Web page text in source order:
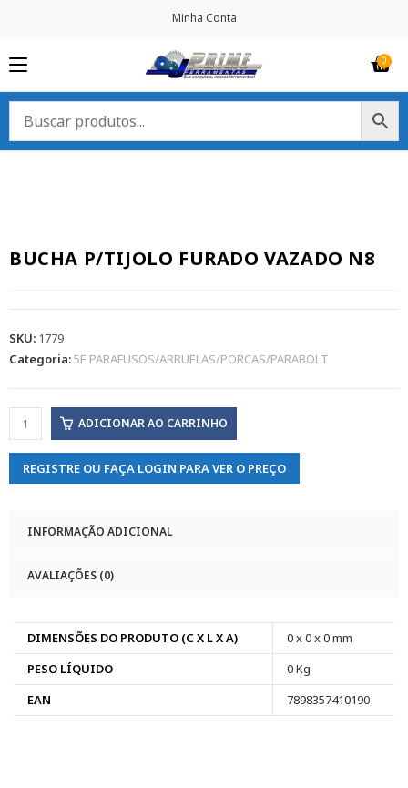
Minha Conta
BUCHA P/TIJOLO FURADO VAZADO N8
SKU: 1779
Categoria:5E PARAFUSOS/ARRUELAS/PORCAS/PARABOLT
ADICIONAR AO CARRINHO
REGISTRE OU FAÇA LOGIN PARA VER O PREÇO
INFORMAÇÃO ADICIONAL
AVALIAÇÕES (0)
DIMENSÕES DO PRODUTO (C X L X A)
0 x 0 x 0 mm
PESO LÍQUIDO
0 Kg
EAN
7898357410190